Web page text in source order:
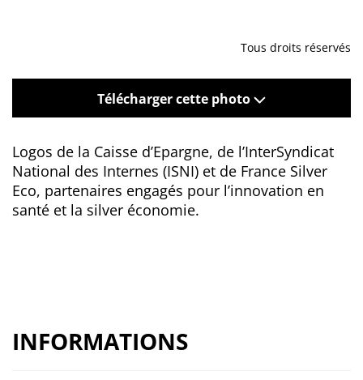
Tous droits réservés
Télécharger cette photo
Logos de la Caisse d’Epargne, de l’InterSyndicat
National des Internes (ISNI) et de France Silver
Eco, partenaires engagés pour l’innovation en
santé et la silver économie.
INFORMATIONS